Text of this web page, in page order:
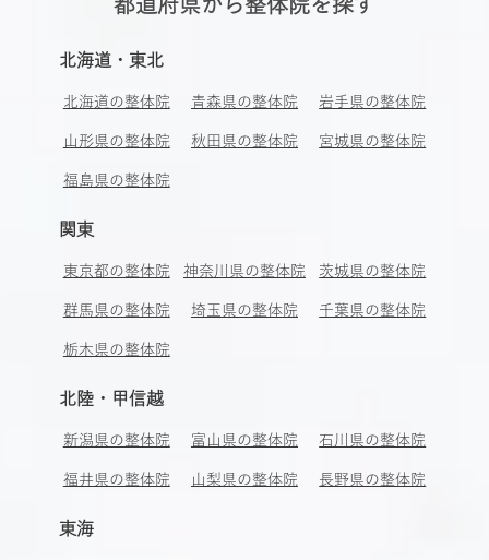
都道府県から整体院を探す
北海道・東北
北海道の整体院 青森県の整体院 岩手県の整体院
山形県の整体院 秋田県の整体院 宮城県の整体院
福島県の整体院
関東
東京都の整体院 神奈川県の整体院 茨城県の整体院
群馬県の整体院 埼玉県の整体院 千葉県の整体院
栃木県の整体院
北陸・甲信越
新潟県の整体院 富山県の整体院 石川県の整体院
福井県の整体院 山梨県の整体院 長野県の整体院
東海